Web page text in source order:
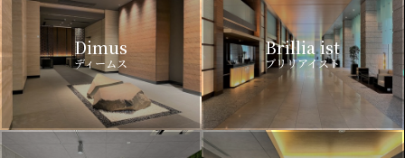
Dimus
ディームス
Brillia ist
ブリリアイスト